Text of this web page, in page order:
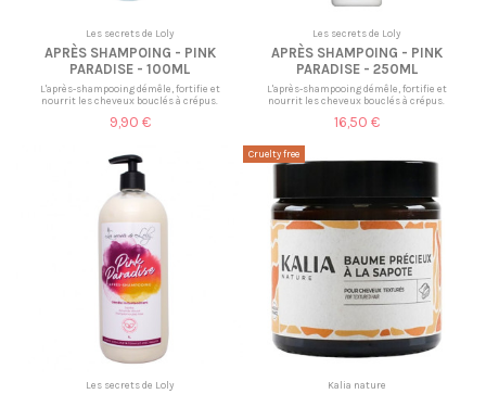
Les secrets de Loly
APRÈS SHAMPOING - PINK
PARADISE - 100ML
L'après-shampooing démêle, fortifie et
nourrit les cheveux bouclés à crépus.
9,90 €
Les secrets de Loly
APRÈS SHAMPOING - PINK
PARADISE - 250ML
L'après-shampooing démêle, fortifie et
nourrit les cheveux bouclés à crépus.
16,50 €
Les secrets de Loly
Cruelty free
Kalia nature